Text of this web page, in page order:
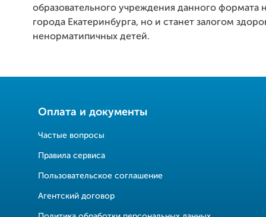
образовательного учреждения данного формата
города Екатеринбурга, но и станет залогом
ненорматипичных детей.
Оплата и документы
Частые вопросы
Правила сервиса
Пользовательское соглашение
Агентский договор